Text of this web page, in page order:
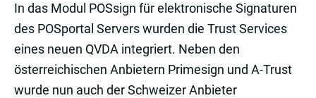
In das Modul POSsign für elektronische Signaturen
des POSportal Servers wurden die Trust Services
eines neuen QVDA integriert. Neben den
österreichischen Anbietern Primesign und A-Trust
wurde nun auch der Schweizer Anbieter